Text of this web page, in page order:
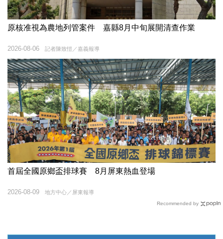
原核准視為農地列管案件 嘉縣8月中旬展開清查作業
記者陳致愷／嘉義報導
2026-08-06
首屆全國原鄉盃排球賽 8月屏東熱血登場
地方中心／屏東報導
2026-08-09
Recommended by